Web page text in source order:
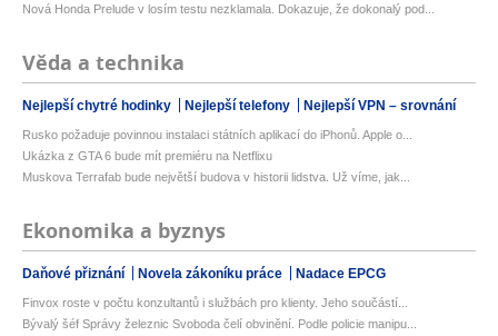
Nová Honda Prelude v losím testu nezklamala. Dokazuje, že dokonalý pod...
Věda a technika
Nejlepší chytré hodinky Nejlepší telefony Nejlepší VPN – srovnání
Rusko požaduje povinnou instalaci státních aplikací do iPhonů. Apple o...
Ukázka z GTA 6 bude mít premiéru na Netflixu
Muskova Terrafab bude největší budova v historii lidstva. Už víme, jak...
Ekonomika a byznys
Daňové přiznání Novela zákoníku práce Nadace EPCG
Finvox roste v počtu konzultantů i službách pro klienty. Jeho součástí...
Bývalý šéf Správy železnic Svoboda čelí obvinění. Podle policie manipu...